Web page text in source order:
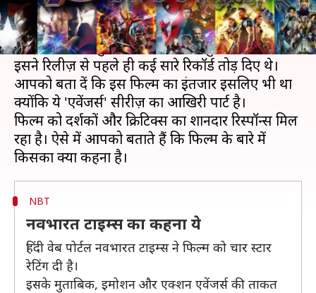
हॉलीवुड की बहुप्रतीक्षित फिल्म 'एवेंजर्स: एंडगेम'
सिनेमाघरों में रिलीज़ हो गई है।
फिल्म को लेकर दुनियाभर में क्रेज बना हुआ है।
इसने रिलीज़ से पहले ही कई सारे रिकॉर्ड तोड़ दिए थे।
आपको बता दें कि इस फिल्म का इंतजार इसलिए भी था
क्योंकि ये 'एवेंजर्स' सीरीज़ का आखिरी पार्ट है।
फिल्म को दर्शकों और क्रिटिक्स का शानदार रिस्पॉन्स मिल
रहा है। ऐसे में आपको बताते हैं कि फिल्म के बारे में
NBT
नवभारत टाइम्स का कहना ये
हिंदी वेब पोर्टल नवभारत टाइम्स ने फिल्म को चार स्टार
रेटिंग दी है।
इसके मुताबिक, इमोशन और एक्शन एवेंजर्स की ताकत